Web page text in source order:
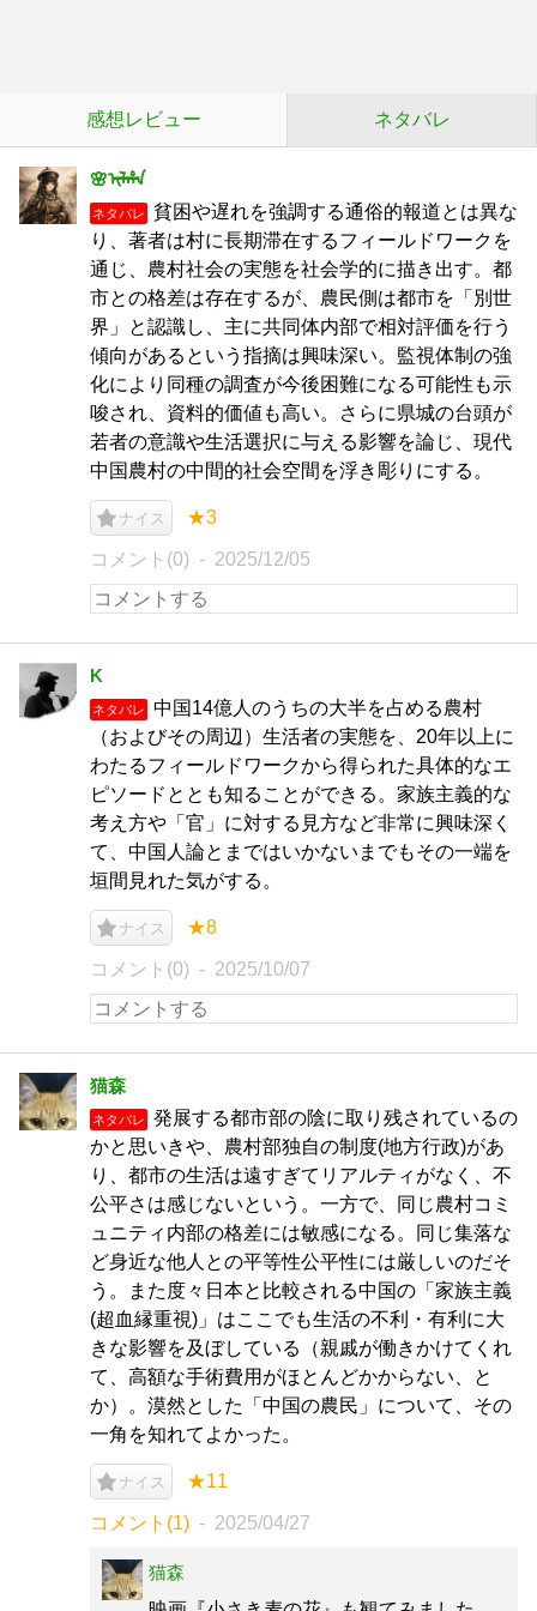
感想レビュー ネタバレ
🌸ᡳᠯᡥᠠ
ネタバレ
貧困や遅れを強調する通俗的報道とは異な
り、著者は村に長期滞在するフィールドワークを
通じ、農村社会の実態を社会学的に描き出す。都
市との格差は存在するが、農民側は都市を「別世
界」と認識し、主に共同体内部で相対評価を行う
傾向があるという指摘は興味深い。監視体制の強
化により同種の調査が今後困難になる可能性も示
唆され、資料的価値も高い。さらに県城の台頭が
若者の意識や生活選択に与える影響を論じ、現代
中国農村の中間的社会空間を浮き彫りにする。
ナイス ★3
コメント(0) 2025/12/05
K
ネタバレ
中国14億人のうちの大半を占める農村
（およびその周辺）生活者の実態を、20年以上に
わたるフィールドワークから得られた具体的なエ
ピソードととも知ることができる。家族主義的な
考え方や「官」に対する見方など非常に興味深く
て、中国人論とまではいかないまでもその一端を
垣間見れた気がする。
ナイス ★8
コメント(0) 2025/10/07
猫森
ネタバレ
発展する都市部の陰に取り残されているの
かと思いきや、農村部独自の制度(地方行政)があ
り、都市の生活は遠すぎてリアルティがなく、不
公平さは感じないという。一方で、同じ農村コミ
ュニティ内部の格差には敏感になる。同じ集落な
ど身近な他人との平等性公平性には厳しいのだそ
う。また度々日本と比較される中国の「家族主義
(超血縁重視)」はここでも生活の不利・有利に大
きな影響を及ぼしている（親戚が働きかけてくれ
て、高額な手術費用がほとんどかからない、と
か）。漠然とした「中国の農民」について、その
一角を知れてよかった。
ナイス ★11
コメント(1) 2025/04/27
猫森